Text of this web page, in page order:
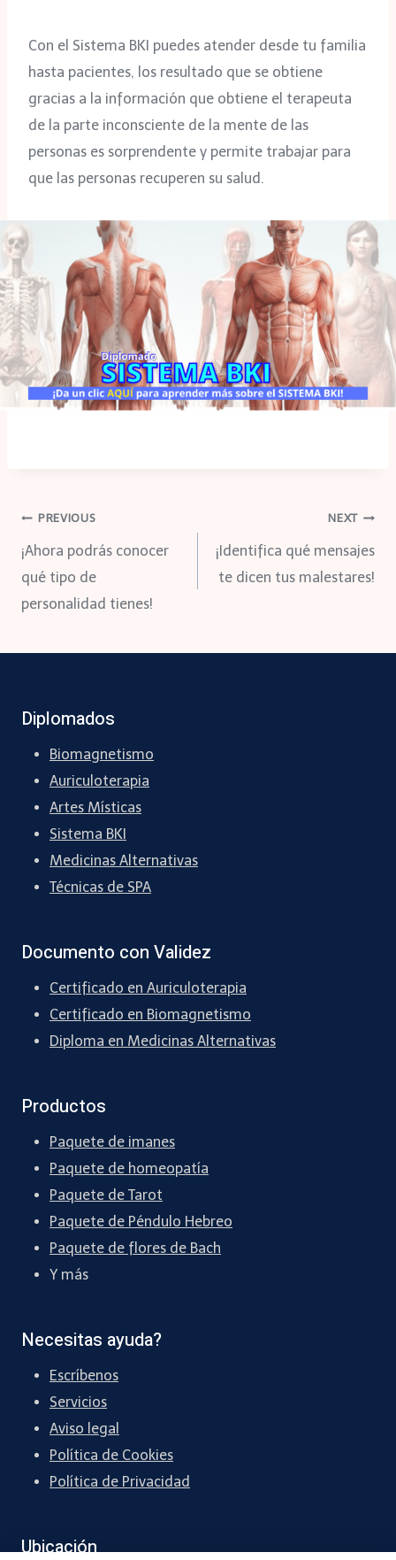
Con el Sistema BKI puedes atender desde tu familia
hasta pacientes, los resultado que se obtiene
gracias a la información que obtiene el terapeuta
de la parte inconsciente de la mente de las
personas es sorprendente y permite trabajar para
que las personas recuperen su salud.
Navegación
de
PREVIOUS
¡Ahora podrás conocer
qué tipo de
personalidad tienes!
NEXT
¡Identifica qué mensajes
te dicen tus malestares!
Diplomados
Biomagnetismo
Auriculoterapia
Artes Místicas
Sistema BKI
Medicinas Alternativas
Técnicas de SPA
Documento con Validez
Certificado en Auriculoterapia
Certificado en Biomagnetismo
Diploma en Medicinas Alternativas
Productos
Paquete de imanes
Paquete de homeopatía
Paquete de Tarot
Paquete de Péndulo Hebreo
Paquete de flores de Bach
Y más
Necesitas ayuda?
Escríbenos
Servicios
Aviso legal
Política de Cookies
Política de Privacidad
Ubicación